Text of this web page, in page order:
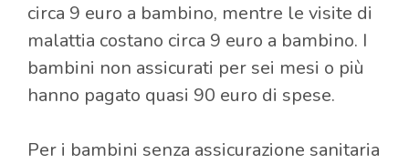
circa 9 euro a bambino, mentre le visite di
malattia costano circa 9 euro a bambino. I
bambini non assicurati per sei mesi o più
hanno pagato quasi 90 euro di spese.
Per i bambini senza assicurazione sanitaria